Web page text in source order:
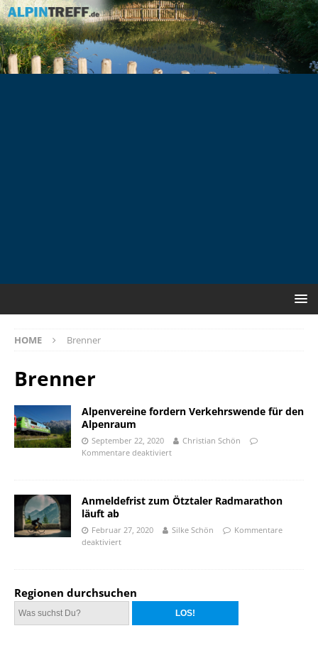
HOME Brenner
Brenner
Alpenvereine fordern Verkehrswende für den
Alpenraum
September 22, 2020
Christian Schön
Kommentare deaktiviert
Anmeldefrist zum Ötztaler Radmarathon
läuft ab
Februar 27, 2020 Silke Schön
Kommentare
deaktiviert
Regionen durchsuchen